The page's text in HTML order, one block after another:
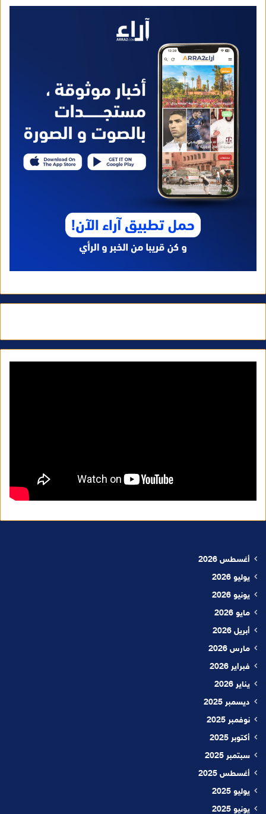
أغسطس 2026
يوليو 2026
يونيو 2026
مايو 2026
أبريل 2026
مارس 2026
فبراير 2026
يناير 2026
ديسمبر 2025
نوفمبر 2025
أكتوبر 2025
سبتمبر 2025
أغسطس 2025
يوليو 2025
يونيو 2025